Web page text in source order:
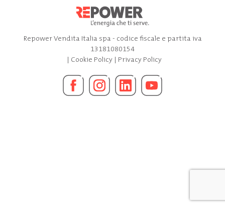
Repower Vendita Italia spa - codice fiscale e partita iva
13181080154
| Cookie Policy| Privacy Policy